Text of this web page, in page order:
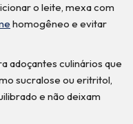
o leite, mexa com
homogêneo e evitar
adoçantes culinários que
sucralose ou eritritol,
e não deixam